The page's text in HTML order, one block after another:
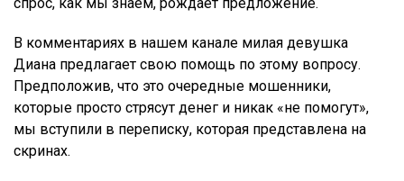
В комментариях в нашем канале милая девушка
Диана предлагает свою помощь по этому вопросу.
Предположив, что это очередные мошенники,
которые просто стрясут денег и никак «не помогут»,
мы вступили в переписку, которая представлена на
скринах.